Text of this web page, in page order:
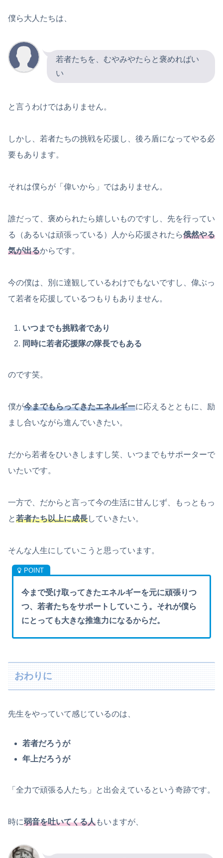
僕ら大人たちは、
若者たちを、むやみやたらと褒めればい
い
と言うわけではありません。
しかし、若者たちの挑戦を応援し、後ろ盾になってやる必
要もあります。
それは僕らが「偉いから」ではありません。
誰だって、褒められたら嬉しいものですし、先を行ってい
る（あるいは頑張っている）人から応援されたら俄然やる
気が出るからです。
今の僕は、別に達観しているわけでもないですし、偉ぶっ
て若者を応援しているつもりもありません。
いつまでも挑戦者であり
同時に若者応援隊の隊長でもある
のです笑。
僕が今までもらってきたエネルギーに応えるとともに、励
まし合いながら進んでいきたい。
だから若者をひいきしますし笑、いつまでもサポーターで
いたいです。
一方で、だからと言って今の生活に甘んじず、もっともっ
と若者たち以上に成長していきたい。
そんな人生にしていこうと思っています。
今まで受け取ってきたエネルギーを元に頑張りつ
つ、若者たちをサポートしていこう。それが僕ら
にとっても大きな推進力になるからだ。
おわりに
先生をやっていて感じているのは、
若者だろうが
年上だろうが
「全力で頑張る人たち」と出会えているという奇跡です。
時に弱音を吐いてくる人もいますが、